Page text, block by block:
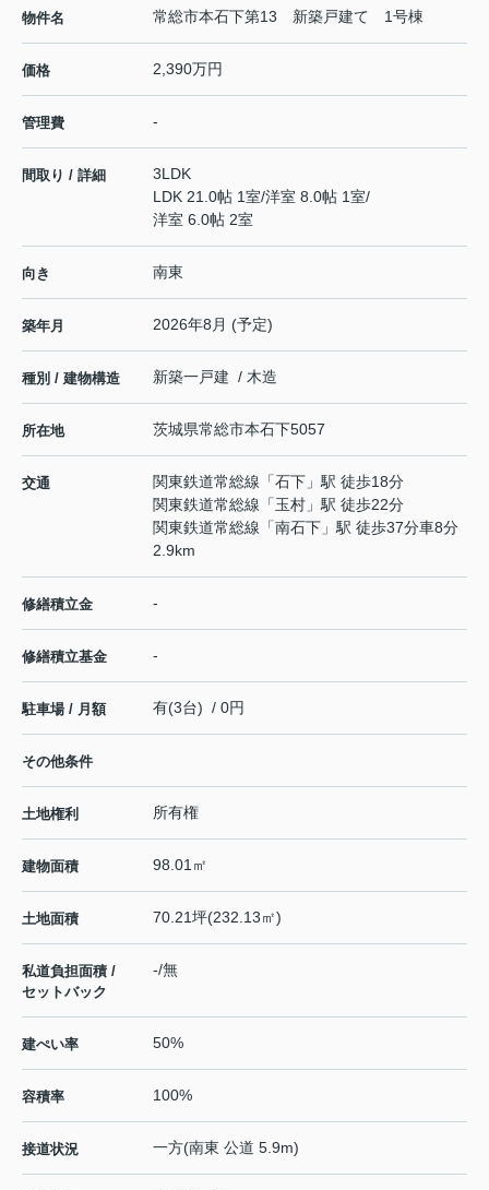
物件名 常総市本石下第13 新築戸建て 1号棟
価格 2,390万円
管理費 -
間取り / 詳細
3LDK
LDK 21.0帖 1室/洋室 8.0帖 1室/
洋室 6.0帖 2室
向き 南東
築年月 2026年8月 (予定)
種別 / 建物構造 新築一戸建 / 木造
所在地 茨城県常総市本石下5057
交通 関東鉄道常総線 「石下 」駅 徒歩18分
関東鉄道常総線 「玉村 」駅 徒歩22分
関東鉄道常総線 「南石下 」駅 徒歩37分車8分
2.9km
修繕積立金 -
修繕積立基金 -
駐車場 / 月額 有(3台) / 0円
その他条件
土地権利 所有権
建物面積 98.01㎡
土地面積 70.21坪(232.13㎡)
私道負担面積 /
セットバック
-/無
建ぺい率 50%
容積率 100%
接道状況 一方(南東 公道 5.9m)